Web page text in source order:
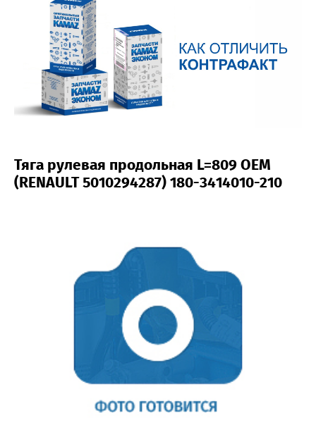
Тяга рулевая продольная L=809 OEM
(RENAULT 5010294287) 180-3414010-210